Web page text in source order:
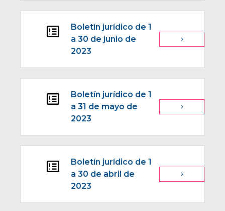
breaking_news
Boletín jurídico de 1
a 30 de junio de
2023
navigate_next
breaking_news
Boletín jurídico de 1
a 31 de mayo de
2023
navigate_next
breaking_news
Boletín jurídico de 1
a 30 de abril de
2023
navigate_next